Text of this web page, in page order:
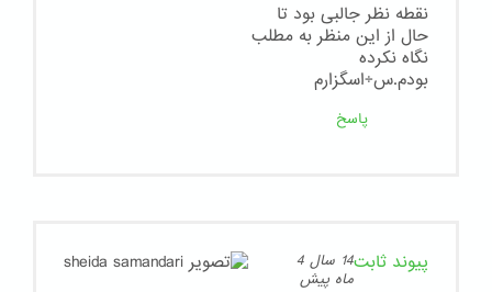
نقطه نظر جالبی بود تا
حال از این منظر به مطلب
نگاه نکرده
بودم.س÷اسگزارم
پاسخ
پیوند ثابت
14 سال 4
ماه پیش